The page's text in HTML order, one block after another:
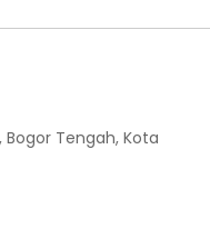
Bogor Tengah, Kota